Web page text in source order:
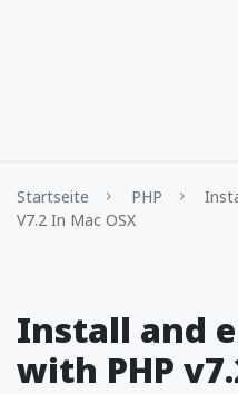
Startseite PHP
V7.2 In Mac OSX
Install and
with PHP